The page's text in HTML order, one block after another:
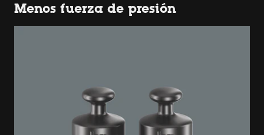
Menos fuerza de presión